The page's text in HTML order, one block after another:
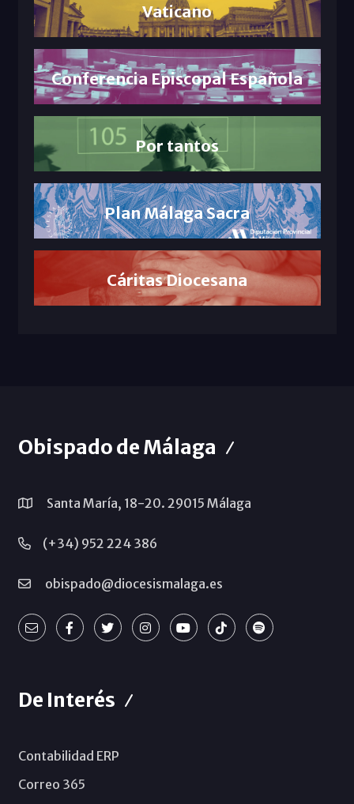
Vaticano
Conferencia Episcopal Española
Por tantos
Plan Málaga Sacra
Cáritas Diocesana
Obispado de Málaga
Santa María, 18-20. 29015 Málaga
(+34) 952 224 386
obispado@diocesismalaga.es
De Interés
Contabilidad ERP
Correo 365